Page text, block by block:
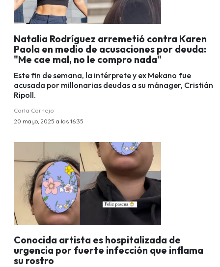
Natalia Rodríguez arremetió contra Karen
Paola en medio de acusaciones por deuda:
"Me cae mal, no le compro nada"
Este fin de semana, la intérprete y ex Mekano fue
acusada por millonarias deudas a su mánager, Cristián
Ripoll.
Carla Cornejo
20 mayo, 2025 a las 16:35
Conocida artista es hospitalizada de
urgencia por fuerte infección que inflama
su rostro